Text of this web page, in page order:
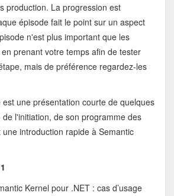
production. La progression est
épisode fait le point sur un aspect
n'est plus important que les
prenant votre temps afin de tester
mais de préférence regardez-les
une présentation courte de quelques
l'initiation, de son programme des
introduction rapide à Semantic
Kernel pour .NET : cas d’usage